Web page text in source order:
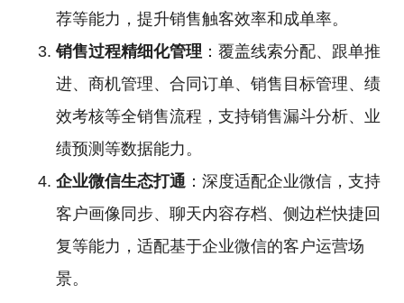
荐等能力，提升销售触客效率和成单率。
销售过程精细化管理 ：覆盖线索分配、跟单推
进、商机管理、合同订单、销售目标管理、绩
效考核等全销售流程，支持销售漏斗分析、业
绩预测等数据能力。
企业微信生态打通 ：深度适配企业微信，支持
客户画像同步、聊天内容存档、侧边栏快捷回
复等能力，适配基于企业微信的客户运营场
景。